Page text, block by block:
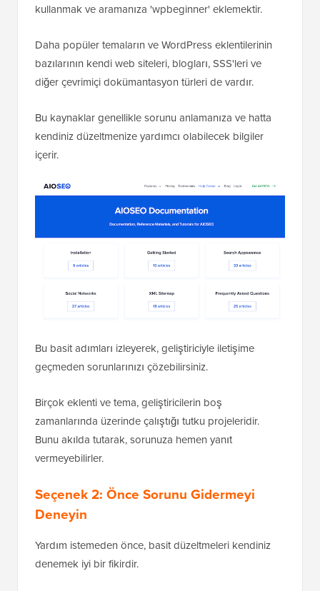
kullanmak ve aramanıza 'wpbeginner' eklemektir.
Daha popüler temaların ve WordPress eklentilerinin
bazılarının kendi web siteleri, blogları, SSS'leri ve
diğer çevrimiçi dokümantasyon türleri de vardır.
Bu kaynaklar genellikle sorunu anlamanıza ve hatta
kendiniz düzeltmenize yardımcı olabilecek bilgiler
içerir.
Bu basit adımları izleyerek, geliştiriciyle iletişime
geçmeden sorunlarınızı çözebilirsiniz.
Birçok eklenti ve tema, geliştiricilerin boş
zamanlarında üzerinde çalıştığı tutku projeleridir.
Bunu akılda tutarak, sorunuza hemen yanıt
vermeyebilirler.
Seçenek 2: Önce Sorunu Gidermeyi
Deneyin
Yardım istemeden önce, basit düzeltmeleri kendiniz
denemek iyi bir fikirdir.